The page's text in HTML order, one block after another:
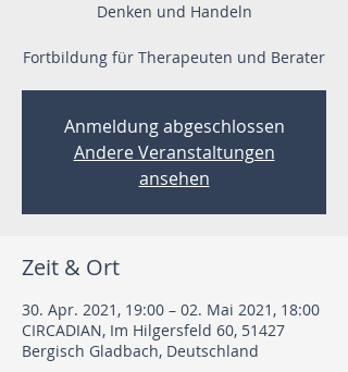
Denken und Handeln
Fortbildung für Therapeuten und Berater
Anmeldung abgeschlossen
Andere Veranstaltungen
ansehen
Zeit & Ort
30. Apr. 2021, 19:00 – 02. Mai 2021, 18:00
CIRCADIAN, Im Hilgersfeld 60, 51427
Bergisch Gladbach, Deutschland